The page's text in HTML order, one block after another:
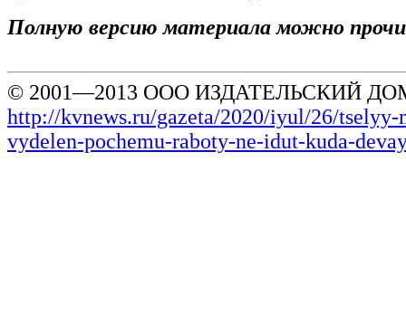
Полную версию материала можно
© 2001—2013 ООО ИЗДАТЕЛЬСКИЙ
http://kvnews.ru/gazeta/2020/iyul/26/
vydelen-pochemu-raboty-ne-idut-kuda-